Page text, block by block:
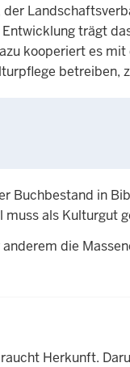
trägt
kooperiert es mit
betreiben,
Buchbestand in
als Kulturgut
die
Herkunft.